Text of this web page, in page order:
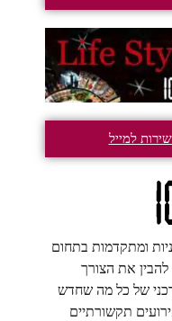
למייל
ומתקדמות בתחום
להבין את הצורך
של כל מה שחדש
תקשורתיים